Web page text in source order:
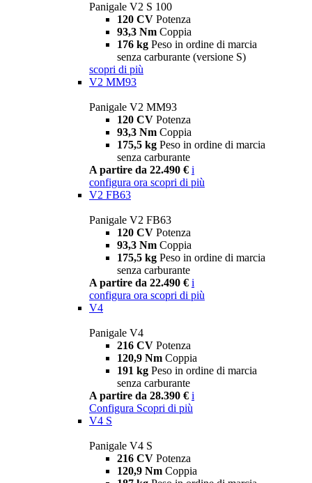
Panigale V2 S 100
120 CV Potenza
93,3 Nm Coppia
176 kg Peso in ordine di marcia
senza carburante (versione S)
scopri di più
V2 MM93
Panigale V2 MM93
120 CV Potenza
93,3 Nm Coppia
175,5 kg Peso in ordine di marcia
senza carburante
A partire da 22.490 € i
configura ora scopri di più
V2 FB63
Panigale V2 FB63
120 CV Potenza
93,3 Nm Coppia
175,5 kg Peso in ordine di marcia
senza carburante
A partire da 22.490 € i
configura ora scopri di più
V4
Panigale V4
216 CV Potenza
120,9 Nm Coppia
191 kg Peso in ordine di marcia
senza carburante
A partire da 28.390 € i
Configura Scopri di più
V4 S
Panigale V4 S
216 CV Potenza
120,9 Nm Coppia